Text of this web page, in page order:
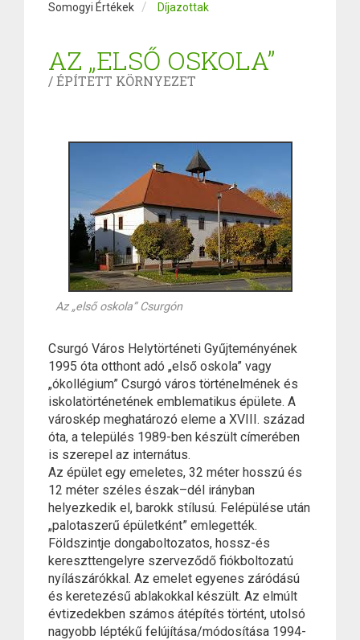
Somogyi Értékek Díjazottak
AZ „ELSŐ OSKOLA”
/ ÉPÍTETT KÖRNYEZET
Az „első oskola” Csurgón
Csurgó Város Helytörténeti Gyűjteményének
1995 óta otthont adó „első oskola” vagy
„ókollégium” Csurgó város történelmének és
iskolatörténetének emblematikus épülete. A
városkép meghatározó eleme a XVIII. század
óta, a település 1989-ben készült címerében
is szerepel az internátus.
Az épület egy emeletes, 32 méter hosszú és
12 méter széles észak–dél irányban
helyezkedik el, barokk stílusú. Felépülése után
„palotaszerű épületként” emlegették.
Földszintje dongaboltozatos, hossz-és
kereszttengelyre szerveződő fiókboltozatú
nyílászárókkal. Az emelet egyenes záródású
és keretezésű ablakokkal készült. Az elmúlt
évtizedekben számos átépítés történt, utolsó
nagyobb léptékű felújítása/módosítása 1994-